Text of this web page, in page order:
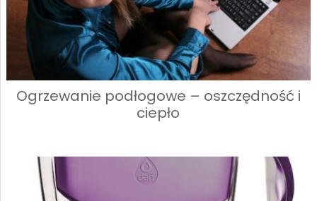
Ogrzewanie podłogowe – oszczędność i
ciepło